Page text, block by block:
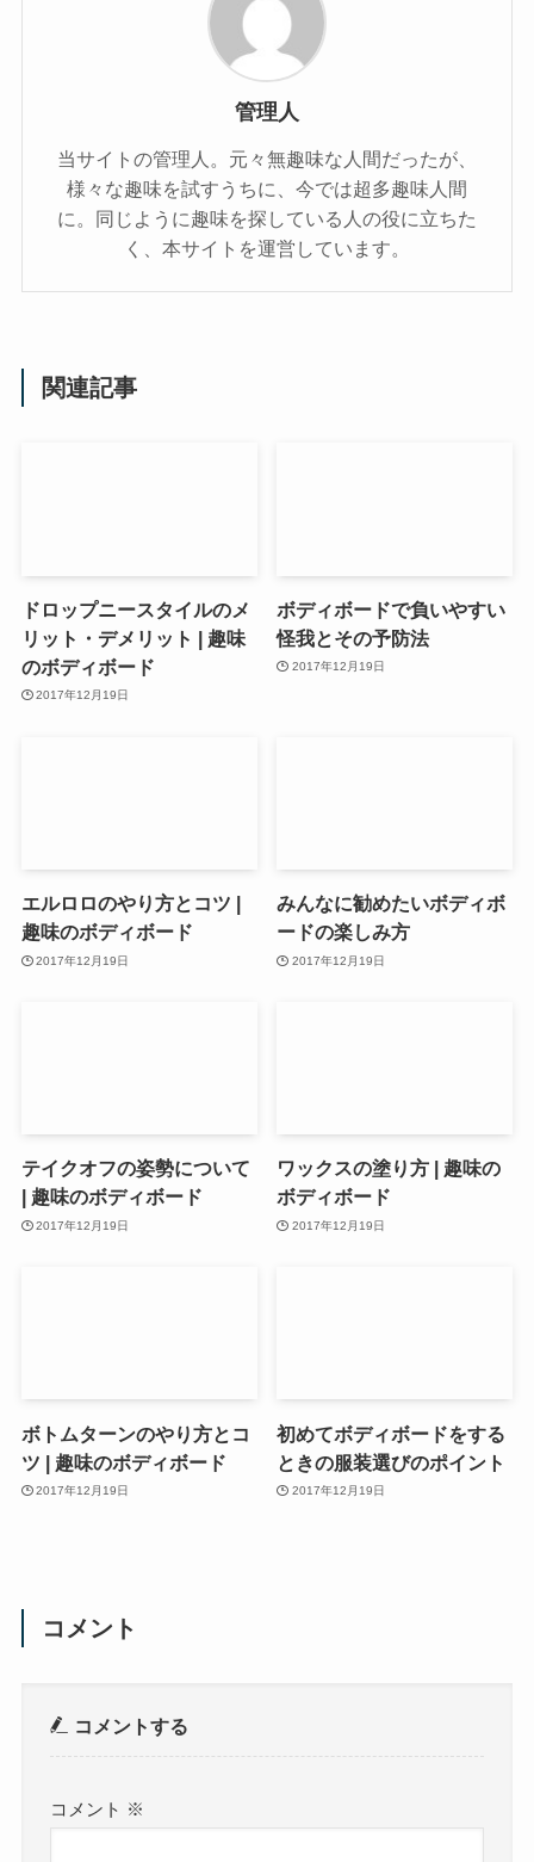
管理人
当サイトの管理人。元々無趣味な人間だったが、
様々な趣味を試すうちに、今では超多趣味人間
に。同じように趣味を探している人の役に立ちた
く、本サイトを運営しています。
関連記事
ドロップニースタイルのメ
リット・デメリット | 趣味
のボディボード
2017年12月19日
ボディボードで負いやすい
怪我とその予防法
2017年12月19日
エルロロのやり方とコツ |
趣味のボディボード
2017年12月19日
みんなに勧めたいボディボ
ードの楽しみ方
2017年12月19日
テイクオフの姿勢について
| 趣味のボディボード
2017年12月19日
ワックスの塗り方 | 趣味の
ボディボード
2017年12月19日
ボトムターンのやり方とコ
ツ | 趣味のボディボード
2017年12月19日
初めてボディボードをする
ときの服装選びのポイント
2017年12月19日
コメント
コメントする
コメント ※